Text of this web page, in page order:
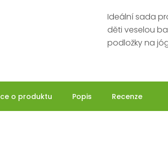
Ideální sada
děti veselou
podložky na
o produktu Popis Recenze